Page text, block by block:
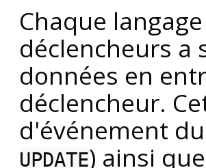
Chaque
déclencheurs a
données en
déclencheur.
d'événement
UPDATE) ainsi